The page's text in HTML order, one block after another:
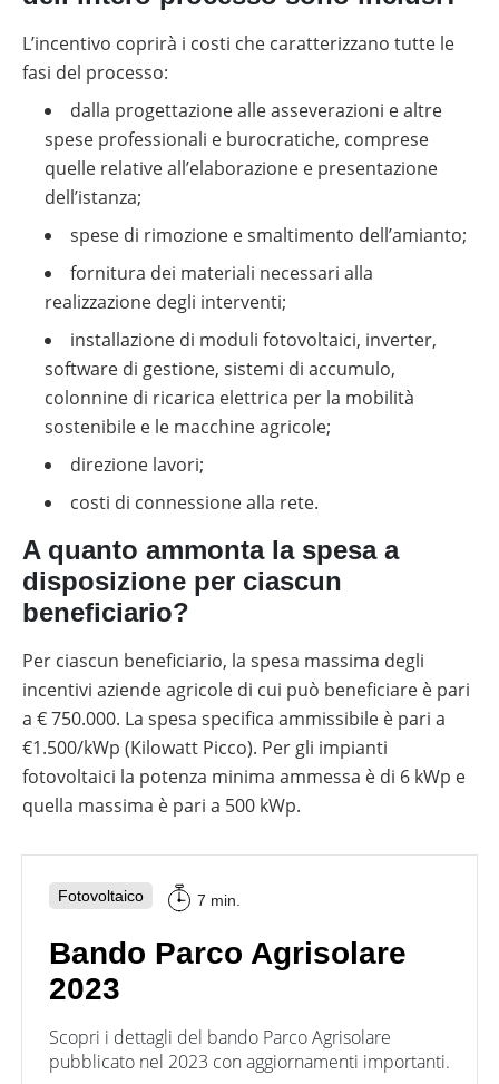
L’incentivo coprirà i costi che caratterizzano tutte le
fasi del processo:
dalla progettazione alle asseverazioni e altre
spese professionali e burocratiche, comprese
quelle relative all’elaborazione e presentazione
dell’istanza;
spese di rimozione e smaltimento dell’amianto;
fornitura dei materiali necessari alla
realizzazione degli interventi;
installazione di moduli fotovoltaici, inverter,
software di gestione, sistemi di accumulo,
colonnine di ricarica elettrica per la mobilità
sostenibile e le macchine agricole;
direzione lavori;
costi di connessione alla rete.
A quanto ammonta la spesa a
disposizione per ciascun
beneficiario?
Per ciascun beneficiario, la spesa massima degli
incentivi aziende agricole di cui può beneficiare è pari
a € 750.000. La spesa specifica ammissibile è pari a
€1.500/kWp (Kilowatt Picco). Per gli impianti
fotovoltaici la potenza minima ammessa è di 6 kWp e
quella massima è pari a 500 kWp.
Fotovoltaico 7 min.
Bando Parco Agrisolare
2023
Scopri i dettagli del bando Parco Agrisolare
pubblicato nel 2023 con aggiornamenti importanti.